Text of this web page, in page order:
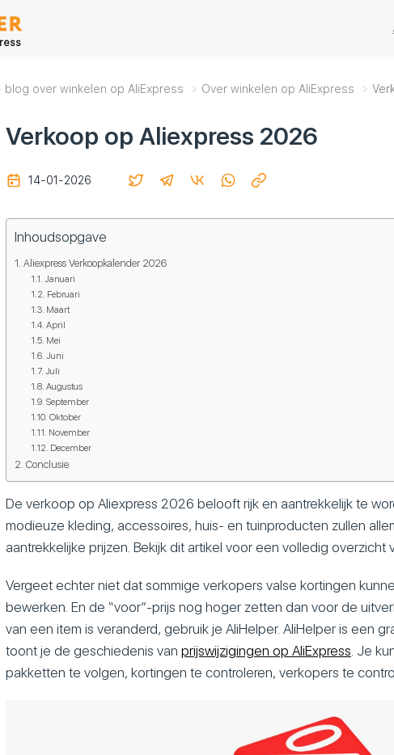
blog over winkelen op AliExpress Over winkelen op AliExpress
Verkoop op Aliexpress 2026
14-01-2026
Inhoudsopgave
Aliexpress Verkoopkalender 2026
Januari
Februari
Maart
April
Mei
Juni
Juli
Augustus
September
Oktober
November
December
Conclusie
De verkoop op Aliexpress 2026 belooft rijk en aantrekkelijk te
modieuze kleding, accessoires, huis- en tuinproducten zullen
aantrekkelijke prijzen. Bekijk dit artikel voor een volledig
Vergeet echter niet dat sommige verkopers valse kortingen
bewerken. En de “voor”-prijs nog hoger zetten dan voor de
van een item is veranderd, gebruik je AliHelper. AliHelper is een
toont je de geschiedenis van prijswijzigingen op AliExpress . Je
pakketten te volgen, kortingen te controleren, verkopers te